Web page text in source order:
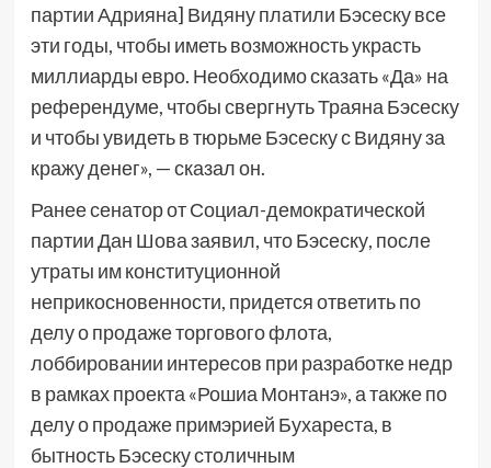
партии Адрияна] Видяну платили Бэсеску все
эти годы, чтобы иметь возможность украсть
миллиарды евро. Необходимо сказать «Да» на
референдуме, чтобы свергнуть Траяна Бэсеску
и чтобы увидеть в тюрьме Бэсеску с Видяну за
кражу денег», — сказал он.
Ранее сенатор от Социал-демократической
партии Дан Шова заявил, что Бэсеску, после
утраты им конституционной
неприкосновенности, придется ответить по
делу о продаже торгового флота,
лоббировании интересов при разработке недр
в рамках проекта «Рошиа Монтанэ», а также по
делу о продаже примэрией Бухареста, в
бытность Бэсеску столичным